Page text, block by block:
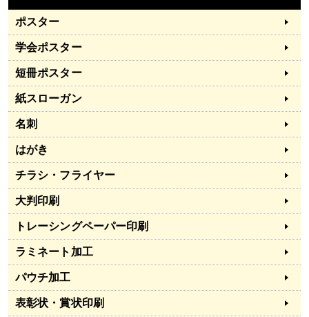
ポスター
学会ポスター
短冊ポスター
紙スローガン
名刺
はがき
チラシ・フライヤー
大判印刷
トレーシングペーパー印刷
ラミネート加工
パウチ加工
表彰状・賞状印刷